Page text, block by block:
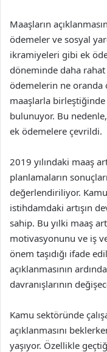
Maaşların
ödemeler ve sosyal
ikramiyeleri gibi ek
döneminde daha rahat
ödemelerin ne oranda
maaşlarla
bulunuyor. Bu
ek ödemelere çevrildi.
2019 yılındaki maaş
planlamaların
değerlendiriliyor. Kamu
istihdamdaki artışın
sahip. Bu yılki maaş
motivasyonunu ve iş
önem taşıdığı ifade
açıklanmasının
davranışlarının
Kamu sektöründe
açıklanmasını
yaşıyor. Özellikle